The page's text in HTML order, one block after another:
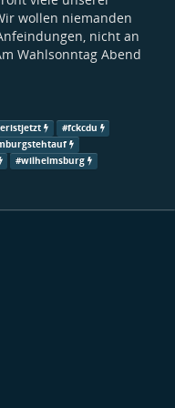
wollen niemanden
nicht an
Wahlsonntag Abend
#fckcdu
#wilhelmsburg